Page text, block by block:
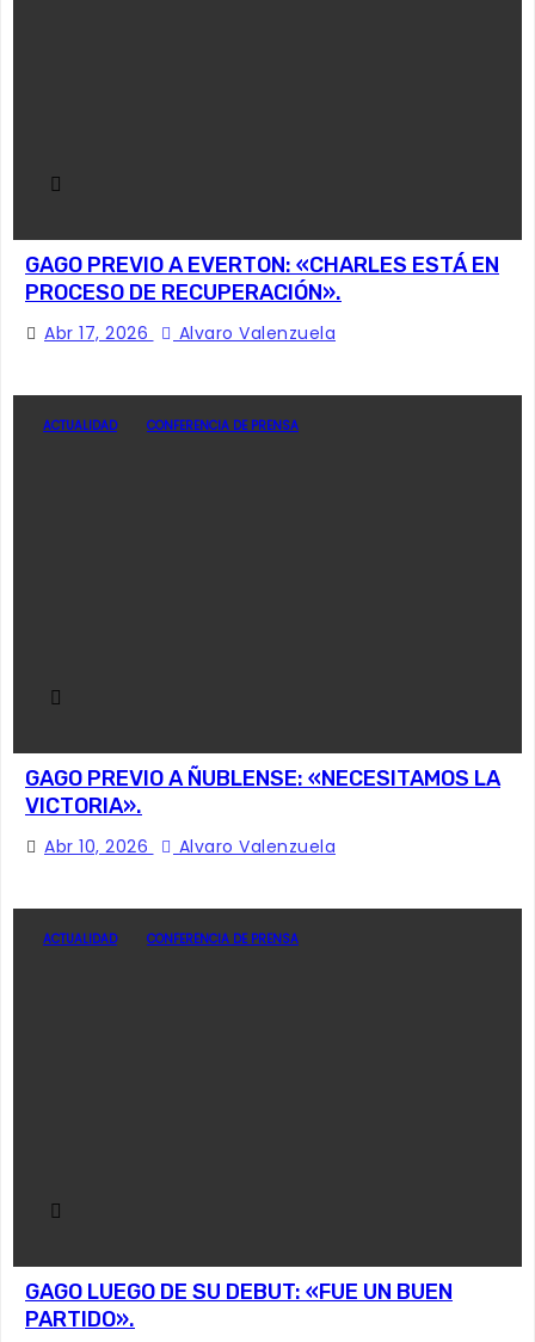
GAGO PREVIO A EVERTON: «CHARLES ESTÁ EN
PROCESO DE RECUPERACIÓN».
Abr 17, 2026 Alvaro Valenzuela
ACTUALIDAD CONFERENCIA DE PRENSA
GAGO PREVIO A ÑUBLENSE: «NECESITAMOS LA
VICTORIA».
Abr 10, 2026 Alvaro Valenzuela
ACTUALIDAD CONFERENCIA DE PRENSA
GAGO LUEGO DE SU DEBUT: «FUE UN BUEN
PARTIDO».